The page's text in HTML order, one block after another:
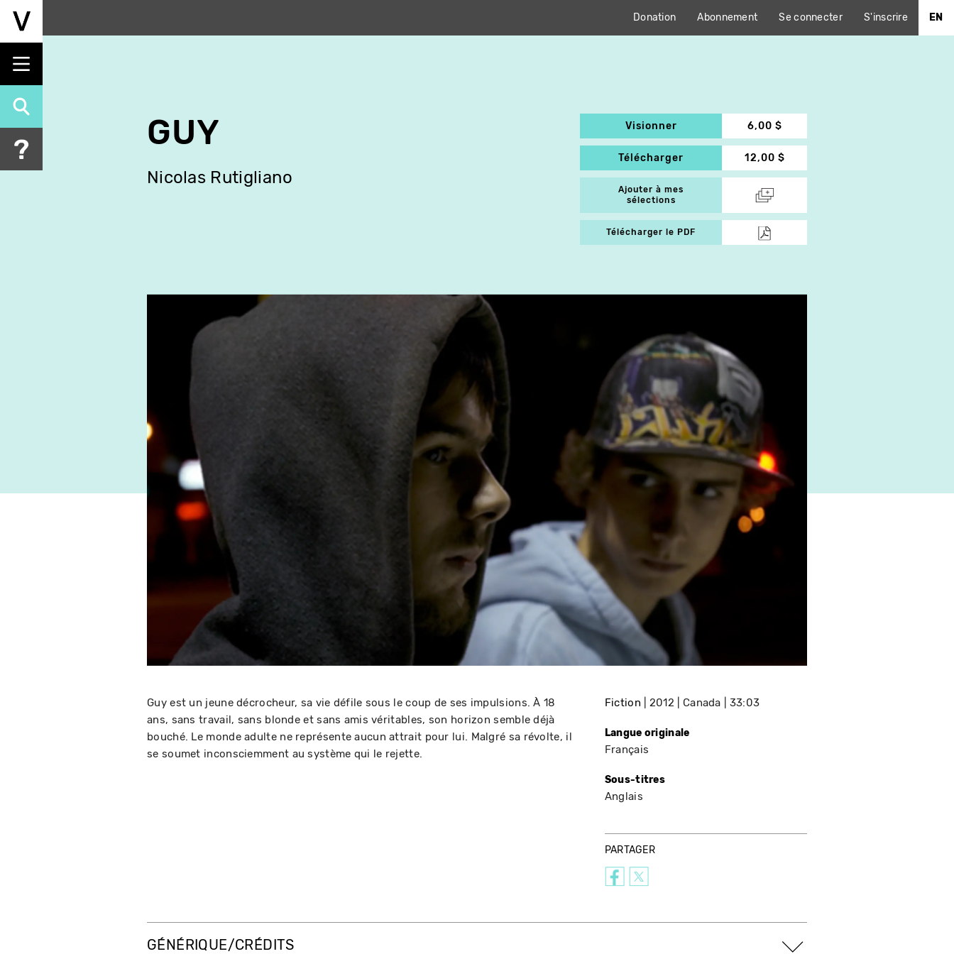
Aller
principal
Donation Abonnement Se connecter S'inscrire EN
GUY
Nicolas Rutigliano
Visionner 6,00 $
Télécharger 12,00 $
Ajouter à mes
sélections
Télécharger le PDF
Guy est un jeune décrocheur, sa vie défile sous le coup de ses impulsions. À 18
ans, sans travail, sans blonde et sans amis véritables, son horizon semble déjà
bouché. Le monde adulte ne représente aucun attrait pour lui. Malgré sa révolte, il
se soumet inconsciemment au système qui le rejette.
Fiction 2012 Canada 33:03
Langue originale
Français
Sous-titres
Anglais
PARTAGER
GÉNÉRIQUE/CRÉDITS